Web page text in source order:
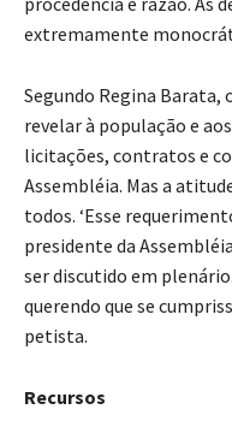
extremamente
Segundo Regina
revelar à população e
licitações, contratos e
Assembléia. Mas a
todos. ‘Esse
presidente da
ser discutido em
querendo que se
petista.
Recursos